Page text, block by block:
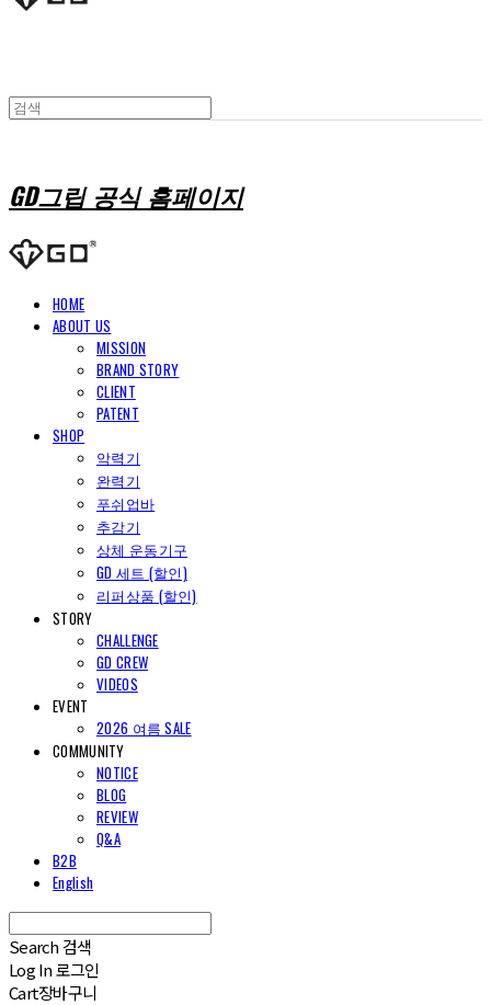
GD그립 공식 홈페이지
HOME
ABOUT US
MISSION
BRAND STORY
CLIENT
PATENT
SHOP
악력기
완력기
푸쉬업바
추감기
상체 운동기구
GD 세트 (할인)
리퍼상품 (할인)
STORY
CHALLENGE
GD CREW
VIDEOS
EVENT
2026 여름 SALE
COMMUNITY
NOTICE
BLOG
REVIEW
Q&A
B2B
English
Search 검색
Log In로그인
Cart장바구니